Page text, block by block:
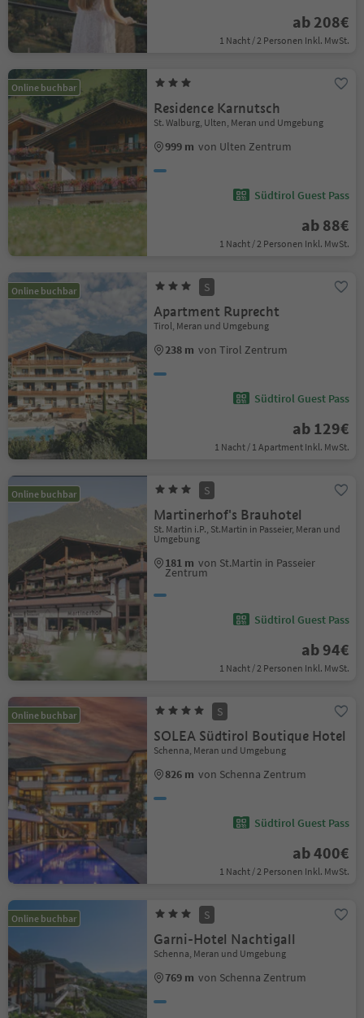
ab 208€
1 Nacht / 2 Personen Inkl. MwSt.
Online buchbar
Residence Karnutsch
St. Walburg, Ulten, Meran und Umgebung
999 m von Ulten Zentrum
Südtirol Guest Pass
ab 88€
1 Nacht / 2 Personen Inkl. MwSt.
Online buchbar S
Apartment Ruprecht
Tirol, Meran und Umgebung
238 m von Tirol Zentrum
Südtirol Guest Pass
ab 129€
1 Nacht / 1 Apartment Inkl. MwSt.
Online buchbar S
Martinerhof's Brauhotel
St. Martin i.P., St.Martin in Passeier, Meran und
Umgebung
181 m von St.Martin in Passeier
Zentrum
Südtirol Guest Pass
ab 94€
1 Nacht / 2 Personen Inkl. MwSt.
Online buchbar S
SOLEA Südtirol Boutique Hotel
Schenna, Meran und Umgebung
826 m von Schenna Zentrum
Südtirol Guest Pass
ab 400€
1 Nacht / 2 Personen Inkl. MwSt.
Online buchbar S
Garni-Hotel Nachtigall
Schenna, Meran und Umgebung
769 m von Schenna Zentrum